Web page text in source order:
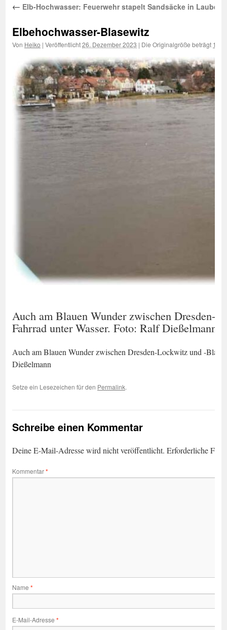
← Elb-Hochwasser: Feuerwehr stapelt Sandsäcke in
Elbehochwasser-Blasewitz
Von Heiko | Veröffentlicht26. Dezember 2023 | Die Originalgröße beträgt
Auch am Blauen Wunder zwischen Dresden-
Fahrrad unter Wasser. Foto: Ralf Dießelmann
Auch am Blauen Wunder zwischen Dresden-Lockwitz und -
Dießelmann
Setze ein Lesezeichen für den Permalink.
Schreibe einen Kommentar
Deine E-Mail-Adresse wird nicht veröffentlicht. Erforderliche
Kommentar*
Name *
E-Mail-Adresse *